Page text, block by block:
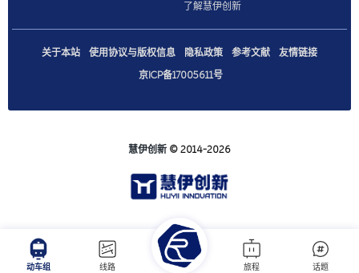
动车组 线路 旅程 话题
了解慧伊创新
关于本站 使用协议与版权信息 隐私政策 参考文献
友情链接
京ICP备17005611号
慧伊创新 © 2014-2026